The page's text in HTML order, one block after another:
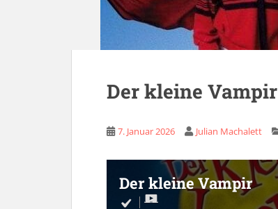
Der kleine Vampir
7. Januar 2026 Julian Machalett
Der kleine Vampir